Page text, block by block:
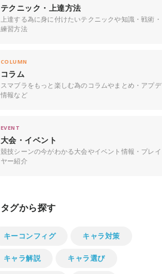
テクニック・上達方法
上達する為に身に付けたいテクニックや知識・戦術・
練習方法
COLUMN
コラム
スマブラをもっと楽しむ為のコラムやまとめ・アプデ
情報など
EVENT
大会・イベント
競技シーンの今がわかる大会やイベント情報・プレイ
ヤー紹介
タグから探す
キーコンフィグ キャラ対策
キャラ解説 キャラ選び